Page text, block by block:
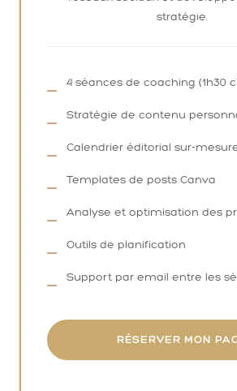
stratégie.
4 séances de coaching (1h30
Stratégie de contenu
Calendrier éditorial sur-
Templates de posts Canva
Analyse et optimisation des
Outils de planification
Support par email entre les
RÉSERVER MON